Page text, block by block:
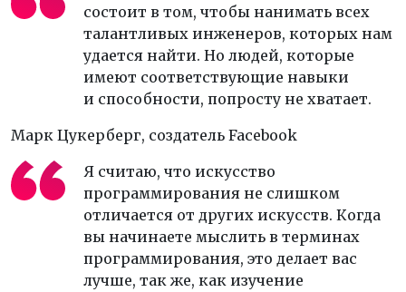
состоит в том, чтобы нанимать всех
талантливых инженеров, которых нам
удается найти. Но людей, которые
имеют соответствующие навыки
и способности, попросту не хватает.
Марк Цукерберг, создатель Facebook
Я считаю, что искусство
программирования не слишком
отличается от других искусств. Когда
вы начинаете мыслить в терминах
программирования, это делает вас
лучше, так же, как изучение